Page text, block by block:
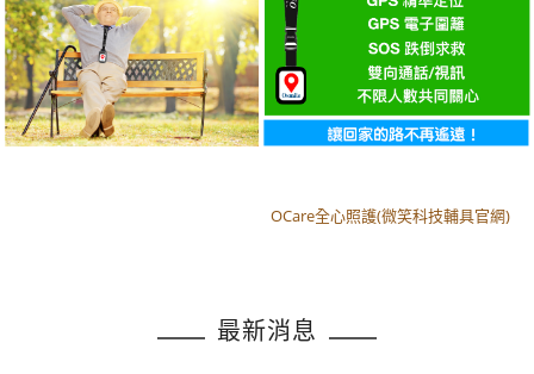
OCare全心照護(微笑科技輔具官網)
最新消息